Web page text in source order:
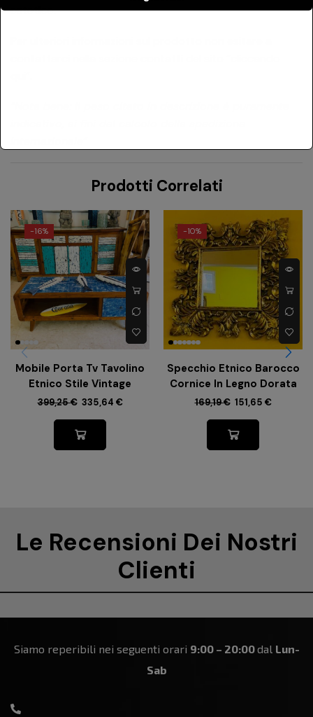
estetico.
Prodotti Correlati
-16%
Mobile Porta Tv Tavolino
Etnico Stile Vintage
399,25€ 335,64 €
-10%
Specchio Etnico Barocco
Cornice In Legno Dorata
169,19€ 151,65 €
Le Recensioni Dei Nostri
Clienti
Siamo reperibili nei seguenti orari 9:00 – 20:00dal Lun-
Sab